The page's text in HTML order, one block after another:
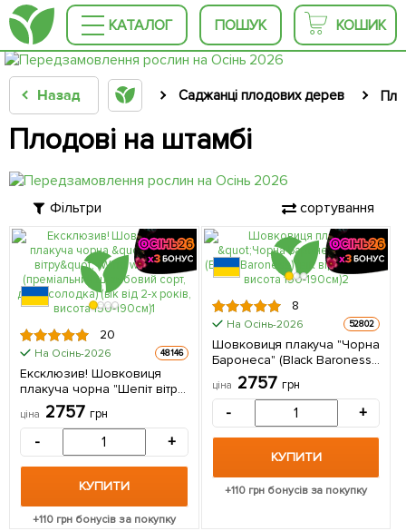
КАТАЛОГ ПОШУК КОШИК
Назад Саджанці плодових дерев
Плодові на штамбі
Фільтри сортування
20
На Осінь-2026 48146
Ексклюзив! Шовковиця
плакуча чорна "Шепіт вітру"
(Wind whisper) (преміальний
штамбовий сорт, дуже
солодка) (вік від 2-х років,
висота 150-190см) 1
саджанець в упаковці
ціна 2757 грн
- +
КУПИТИ
+110 грн бонусів за покупку
8
На Осінь-2026 52802
Шовковиця плакуча "Чорна
Баронеса" (Black Baroness)
(вік від 2-х років, висота
150-190см) 1 саджанець в
ціна 2757 грн
- +
КУПИТИ
+110грн бонусів за покупку